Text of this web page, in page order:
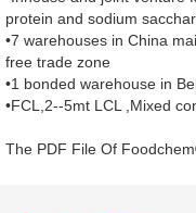
protein and sodium
•7 warehouses in China
free trade zone
•1 bonded warehouse in
•FCL,2--5mt LCL ,Mixed
The PDF File Of